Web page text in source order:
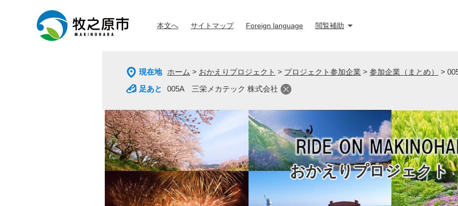
ー
ジ
の
ニ
ュ
ー
文
へ
本文へ サイトマップ Foreign language 閲覧補助
現在地 ホーム > おかえりプロジェクト > プロジェクト参加企業 > 参加企業（まとめ） >
005A 三栄メカテック 株式会社
おかえりプロジェクト